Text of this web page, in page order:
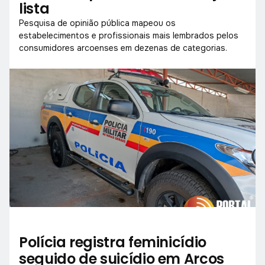
lista
Pesquisa de opinião pública mapeou os
estabelecimentos e profissionais mais lembrados pelos
consumidores arcoenses em dezenas de categorias.
Polícia registra feminicídio
seguido de suicídio em Arcos